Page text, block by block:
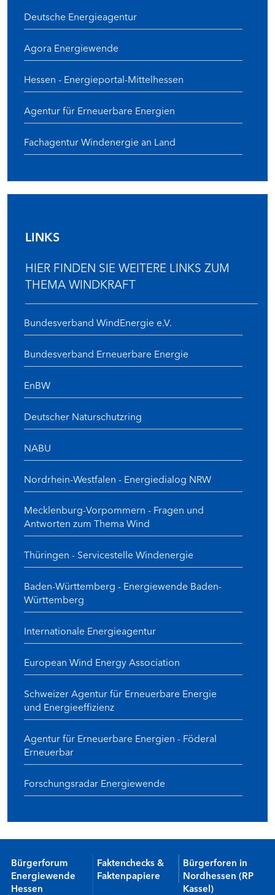
Deutsche Energieagentur
Agora Energiewende
Hessen - Energieportal-Mittelhessen
Agentur für Erneuerbare Energien
Fachagentur Windenergie an Land
LINKS
HIER FINDEN SIE WEITERE LINKS ZUM
THEMA WINDKRAFT
Bundesverband WindEnergie e.V.
Bundesverband Erneuerbare Energie
EnBW
Deutscher Naturschutzring
NABU
Nordrhein-Westfalen - Energiedialog NRW
Mecklenburg-Vorpommern - Fragen und
Antworten zum Thema Wind
Thüringen - Servicestelle Windenergie
Baden-Württemberg - Energiewende Baden-
Württemberg
Internationale Energieagentur
European Wind Energy Association
Schweizer Agentur für Erneuerbare Energie
und Energieeffizienz
Agentur für Erneuerbare Energien - Föderal
Erneuerbar
Forschungsradar Energiewende
Bürgerforum
Energiewende
Hessen
Faktenchecks &
Faktenpapiere
Bürgerforen in
Nordhessen (RP
Kassel)